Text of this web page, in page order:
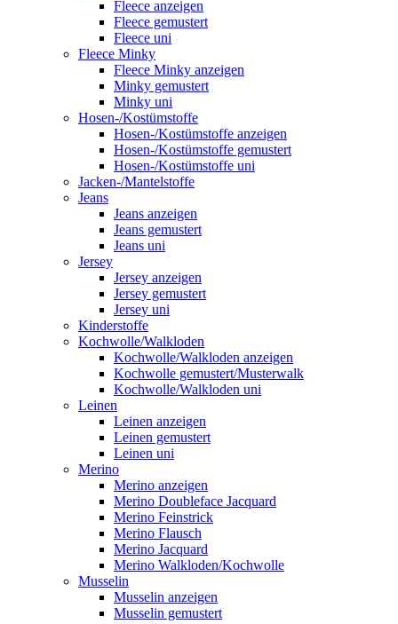
Fleece anzeigen
Fleece gemustert
Fleece uni
Fleece Minky
Fleece Minky anzeigen
Minky gemustert
Minky uni
Hosen-/Kostümstoffe
Hosen-/Kostümstoffe anzeigen
Hosen-/Kostümstoffe gemustert
Hosen-/Kostümstoffe uni
Jacken-/Mantelstoffe
Jeans
Jeans anzeigen
Jeans gemustert
Jeans uni
Jersey
Jersey anzeigen
Jersey gemustert
Jersey uni
Kinderstoffe
Kochwolle/Walkloden
Kochwolle/Walkloden anzeigen
Kochwolle gemustert/Musterwalk
Kochwolle/Walkloden uni
Leinen
Leinen anzeigen
Leinen gemustert
Leinen uni
Merino
Merino anzeigen
Merino Doubleface Jacquard
Merino Feinstrick
Merino Flausch
Merino Jacquard
Merino Walkloden/Kochwolle
Musselin
Musselin anzeigen
Musselin gemustert